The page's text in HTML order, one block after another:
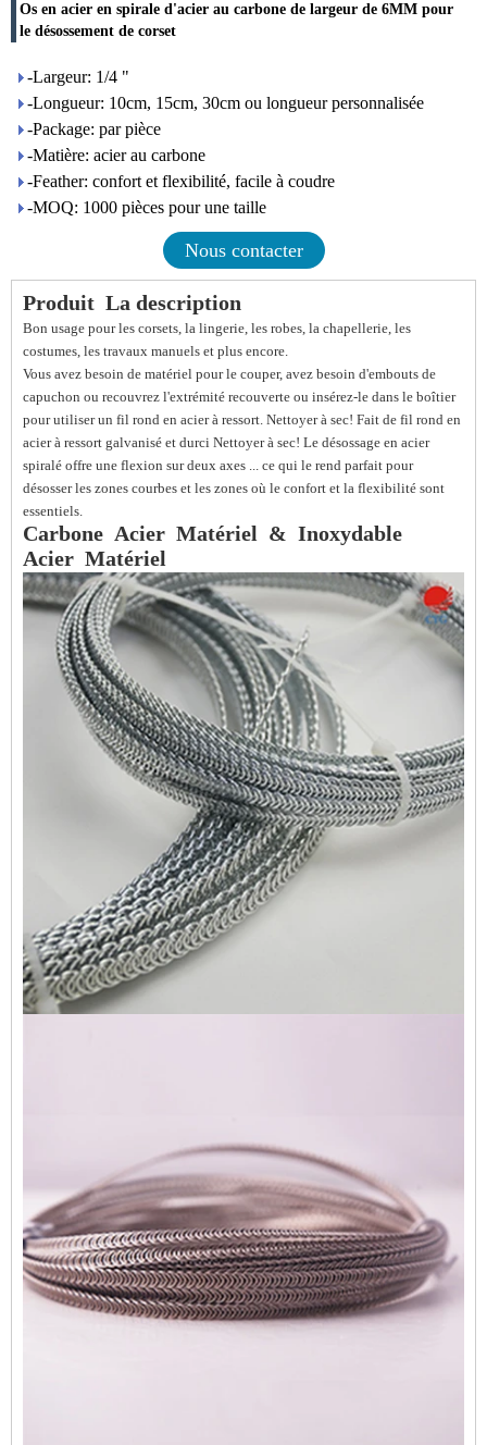
Os en acier en spirale d'acier au carbone de largeur de 6MM pour
le désossement de corset
-Largeur: 1/4 "
-Longueur: 10cm, 15cm, 30cm ou longueur personnalisée
-Package: par pièce
-Matière: acier au carbone
-Feather: confort et flexibilité, facile à coudre
-MOQ: 1000 pièces pour une taille
Nous contacter
Produit La description
Bon usage pour les corsets, la lingerie, les robes, la chapellerie, les
costumes, les travaux manuels et plus encore.
Vous avez besoin de matériel pour le couper, avez besoin d'embouts de
capuchon ou recouvrez l'extrémité recouverte ou insérez-le dans le boîtier
pour utiliser un fil rond en acier à ressort. Nettoyer à sec! Fait de fil rond en
acier à ressort galvanisé et durci Nettoyer à sec! Le désossage en acier
spiralé offre une flexion sur deux axes ... ce qui le rend parfait pour
désosser les zones courbes et les zones où le confort et la flexibilité sont
essentiels.
Carbone Acier Matériel & Inoxydable
Acier Matériel